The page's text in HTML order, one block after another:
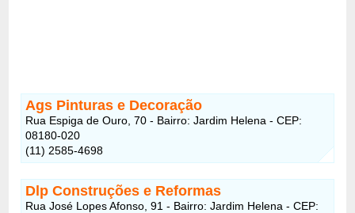
Ags Pinturas e Decoração
Rua Espiga de Ouro, 70 - Bairro: Jardim Helena - CEP:
08180-020
(11) 2585-4698
Dlp Construções e Reformas
Rua José Lopes Afonso, 91 - Bairro: Jardim Helena - CEP: